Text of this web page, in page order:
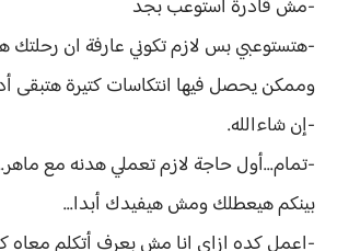
-مش قادرة أستوعب بجد
-هتستوعبي بس لازم تكوني عارفة ان رحلتك
وممكن يحصل فيها انتكاسات كتيرة هتبقى
-إن شاءالله.
-تمام...أول حاجة لازم تعملي هدنه مع
بينكم هيعطلك ومش هيفيدك أبدا...
-اعمل كده ازاي انا مش بعرف أتكلم معاه